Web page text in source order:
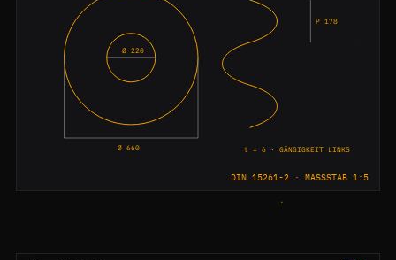
DIN 15261-2 · MASSSTAB 1:5
Ø 660
Ø 220
P 178
t = 6 · GÄNGIGKEIT LINKS